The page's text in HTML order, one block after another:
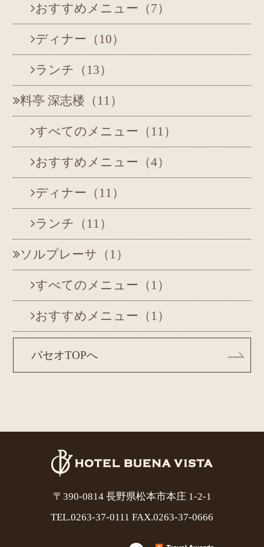
おすすめメニュー（7）
ディナー（10）
ランチ（13）
料亭 深志楼（11）
すべてのメニュー（11）
おすすめメニュー（4）
ディナー（11）
ランチ（11）
ソルプレーサ（1）
すべてのメニュー（1）
おすすめメニュー（1）
パセオTOPへ
〒390-0814 長野県松本市本庄 1-2-1
TEL.0263-37-0111 FAX.0263-37-0666